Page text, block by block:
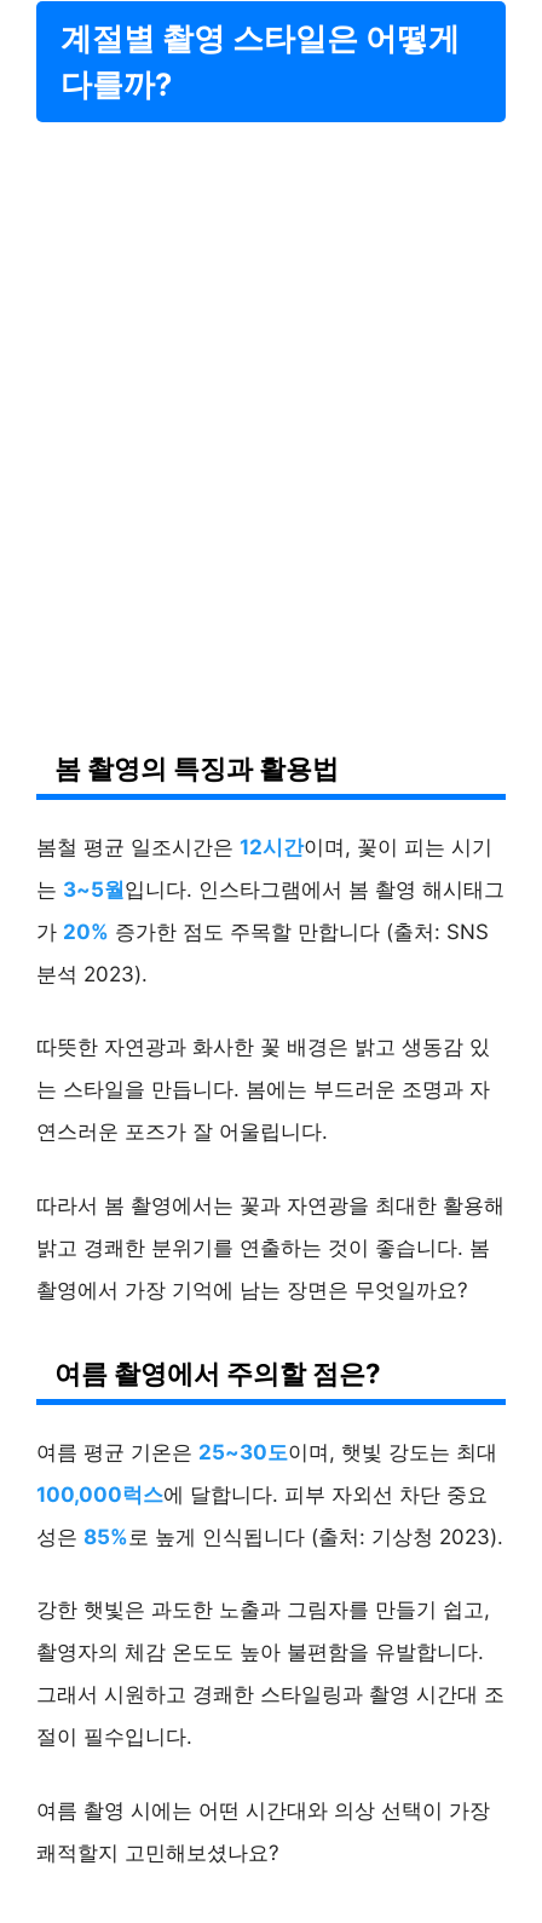
계절별 촬영 스타일은 어떻게
다를까?
봄 촬영의 특징과 활용법
봄철 평균 일조시간은 12시간이며, 꽃이 피는 시기
는 3~5월입니다. 인스타그램에서 봄 촬영 해시태그
가 20% 증가한 점도 주목할 만합니다 (출처: SNS
분석 2023).
따뜻한 자연광과 화사한 꽃 배경은 밝고 생동감 있
는 스타일을 만듭니다. 봄에는 부드러운 조명과 자
연스러운 포즈가 잘 어울립니다.
따라서 봄 촬영에서는 꽃과 자연광을 최대한 활용해
밝고 경쾌한 분위기를 연출하는 것이 좋습니다. 봄
촬영에서 가장 기억에 남는 장면은 무엇일까요?
여름 촬영에서 주의할 점은?
여름 평균 기온은 25~30도이며, 햇빛 강도는 최대
100,000럭스에 달합니다. 피부 자외선 차단 중요
성은 85% 로 높게 인식됩니다 (출처: 기상청 2023).
강한 햇빛은 과도한 노출과 그림자를 만들기 쉽고,
촬영자의 체감 온도도 높아 불편함을 유발합니다.
그래서 시원하고 경쾌한 스타일링과 촬영 시간대 조
절이 필수입니다.
여름 촬영 시에는 어떤 시간대와 의상 선택이 가장
쾌적할지 고민해보셨나요?